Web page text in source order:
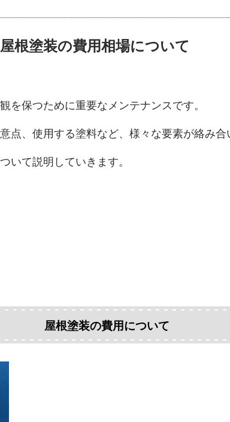
屋根塗装の費用相場について
を保つために重要なメンテナンスです。
点、 使用する塗料など、 様々な要素が絡み合
いて説明していきます。
屋根塗装の費用について